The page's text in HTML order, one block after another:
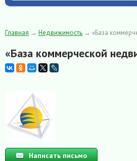
Главная → Недвижимость → «База
«База коммерческой
Написать письмо